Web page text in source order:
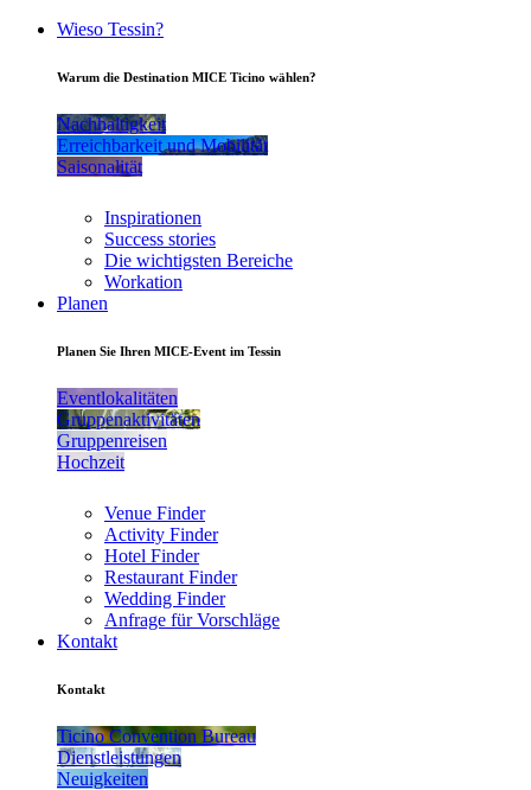
Wieso Tessin?
Warum die Destination MICE Ticino wählen?
Nachhaltigkeit
Erreichbarkeit und Mobilität
Saisonalität
Inspirationen
Success stories
Die wichtigsten Bereiche
Workation
Planen
Planen Sie Ihren MICE-Event im Tessin
Eventlokalitäten
Gruppenaktivitäten
Gruppenreisen
Hochzeit
Venue Finder
Activity Finder
Hotel Finder
Restaurant Finder
Wedding Finder
Anfrage für Vorschläge
Kontakt
Kontakt
Ticino Convention Bureau
Dienstleistungen
Neuigkeiten